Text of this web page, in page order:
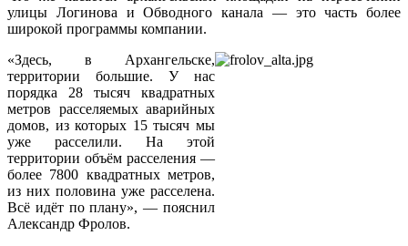
улицы Логинова и Обводного канала — это часть более
широкой программы компании.
«Здесь, в Архангельске,
территории большие. У нас
порядка 28 тысяч квадратных
метров расселяемых аварийных
домов, из которых 15 тысяч мы
уже расселили. На этой
территории объём расселения —
более 7800 квадратных метров,
из них половина уже расселена.
Всё идёт по плану», — пояснил
Александр Фролов.